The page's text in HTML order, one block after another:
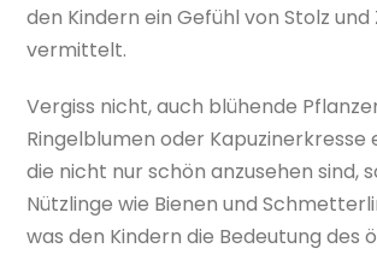
den Kindern ein Gefühl von Stolz
vermittelt.
Vergiss nicht, auch blühende
Ringelblumen oder Kapuzinerkresse
die nicht nur schön anzusehen sind,
Nützlinge wie Bienen und
was den Kindern die Bedeutung des